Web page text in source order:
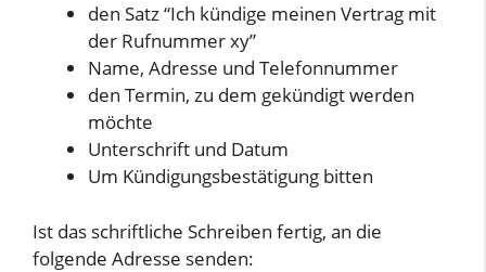
den Satz “Ich kündige meinen Vertrag mit
der Rufnummer xy”
Name, Adresse und Telefonnummer
den Termin, zu dem gekündigt werden
möchte
Unterschrift und Datum
Um Kündigungsbestätigung bitten
Ist das schriftliche Schreiben fertig, an die
folgende Adresse senden: